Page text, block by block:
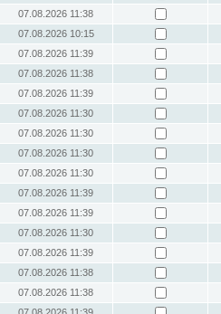
07.08.2026 11:38
07.08.2026 10:15
07.08.2026 11:39
07.08.2026 11:38
07.08.2026 11:39
07.08.2026 11:30
07.08.2026 11:30
07.08.2026 11:30
07.08.2026 11:30
07.08.2026 11:39
07.08.2026 11:39
07.08.2026 11:30
07.08.2026 11:39
07.08.2026 11:38
07.08.2026 11:38